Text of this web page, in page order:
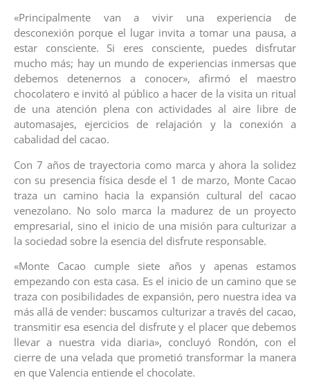
«Principalmente van a vivir una experiencia de
desconexión porque el lugar invita a tomar una pausa, a
estar consciente. Si eres consciente, puedes disfrutar
mucho más; hay un mundo de experiencias inmersas que
debemos detenernos a conocer», afirmó el maestro
chocolatero e invitó al público a hacer de la visita un ritual
de una atención plena con actividades al aire libre de
automasajes, ejercicios de relajación y la conexión a
cabalidad del cacao.
Con 7 años de trayectoria como marca y ahora la solidez
con su presencia física desde el 1 de marzo, Monte Cacao
traza un camino hacia la expansión cultural del cacao
venezolano. No solo marca la madurez de un proyecto
empresarial, sino el inicio de una misión para culturizar a
la sociedad sobre la esencia del disfrute responsable.
«Monte Cacao cumple siete años y apenas estamos
empezando con esta casa. Es el inicio de un camino que se
traza con posibilidades de expansión, pero nuestra idea va
más allá de vender: buscamos culturizar a través del cacao,
transmitir esa esencia del disfrute y el placer que debemos
llevar a nuestra vida diaria», concluyó Rondón, con el
cierre de una velada que prometió transformar la manera
en que Valencia entiende el chocolate.